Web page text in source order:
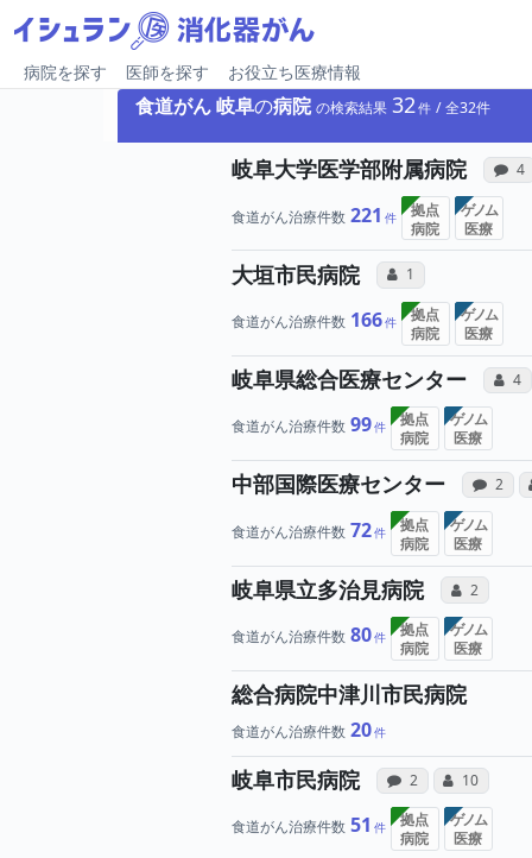
病院を探す 医師を探す お役立ち医療情報
食道がん岐阜の病院 の検索結果 32 32
岐阜大学医学部附属病院 感4
食道がん治療件数 221
拠点
病院
ゲノム
医療
大垣市民病院 コミュニケーション
1 所属医師へ
食道がん治療件数 166
拠点
病院
ゲノム
医療
岐阜県総合医療センター コ4
食道がん治療件数 99
拠点
病院
ゲノム
医療
中部国際医療センター 感想投
2
食道がん治療件数 72
拠点
病院
ゲノム
医療
岐阜県立多治見病院 コミュニ
2 所属
食道がん治療件数 80
拠点
病院
ゲノム
医療
総合病院中津川市民病院
食道がん治療件数 20
岐阜市民病院 感想投稿（合算）
2 病院への声
コミュニケ
10 所属
食道がん治療件数 51
拠点
病院
ゲノム
医療